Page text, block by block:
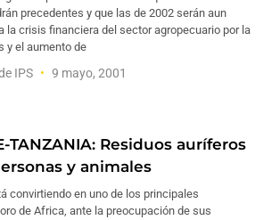
precedentes y que las de 2002 serán aun
la crisis financiera del sector agropecuario por la
y el aumento de
IPS 9 mayo, 2001
TANZANIA: Residuos auríferos
y animales
convirtiendo en uno de los principales
de Africa, ante la preocupación de sus